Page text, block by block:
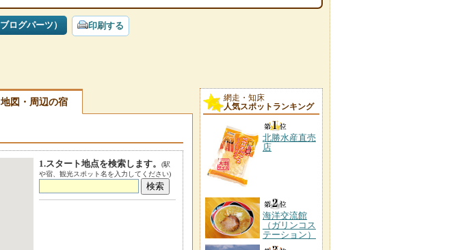
ログパーツ） 印刷する
地図・周辺の宿
1.スタート地点を検索します。
(駅
や宿、観光スポット名を入力してください)
網走・知床
人気スポットランキング
北勝水産直売
店
海洋交流館
（ガリンコス
テーション）